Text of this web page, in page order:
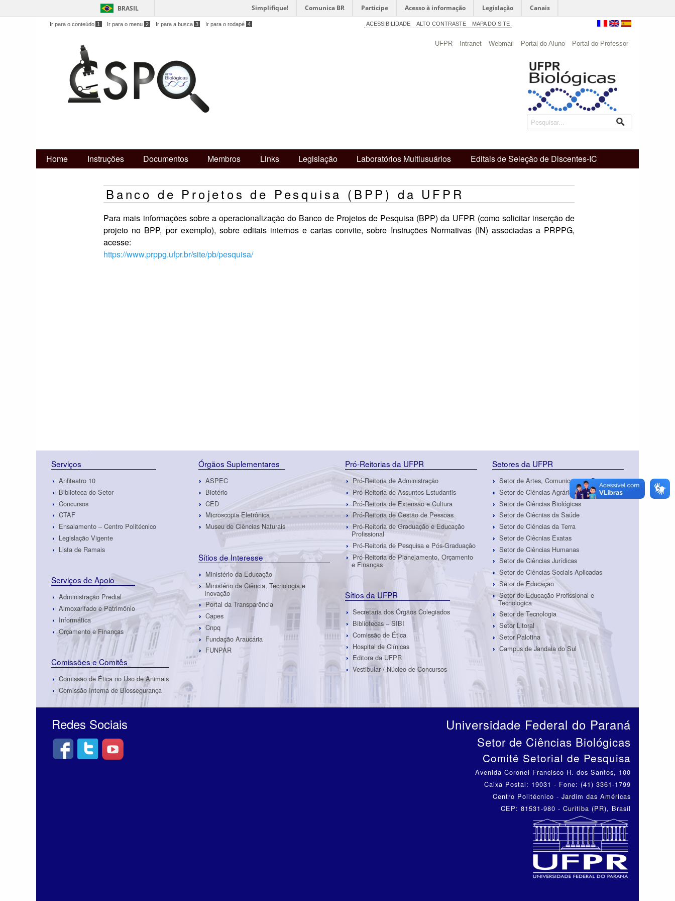
BRASIL Simplifique! Comunica BR Participe Acesso à informação Legislação Canais
Ir para o conteúdo 1 Ir para o menu 2 Ir para a busca 3 Ir para o rodapé 4 ACESSIBILIDADE ALTO CONTRASTE MAPA DO SITE
UFPR Intranet Webmail Portal do Aluno Portal do Professor
Home Instruções Documentos Membros Links Legislação Laboratórios Multiusuários Editais de Seleção de Discentes-IC
Banco de Projetos de Pesquisa (BPP) da UFPR
Para mais informações sobre a operacionalização do Banco de Projetos de Pesquisa (BPP) da UFPR (como solicitar inserção de
projeto no BPP, por exemplo), sobre editais internos e cartas convite, sobre Instruções Normativas (IN) associadas a PRPPG,
acesse:
https://www.prppg.ufpr.br/site/pb/pesquisa/
Serviços
Anfiteatro 10
Biblioteca do Setor
Concursos
CTAF
Ensalamento – Centro Politécnico
Legislação Vigente
Lista de Ramais
Serviços de Apoio
Administração Predial
Almoxarifado e Patrimônio
Informática
Orçamento e Finanças
Comissões e Comitês
Comissão de Ética no Uso de Animais
Comissão Interna de Biossegurança
Órgãos Suplementares
ASPEC
Biotério
CED
Microscopia Eletrônica
Museu de Ciências Naturais
Sítios de Interesse
Ministério da Educação
Ministério da Ciência, Tecnologia e
Inovação
Portal da Transparência
Capes
Cnpq
Fundação Araucária
FUNPAR
Pró-Reitorias da UFPR
Pró-Reitoria de Administração
Pró-Reitoria de Assuntos Estudantis
Pró-Reitoria de Extensão e Cultura
Pró-Reitoria de Gestão de Pessoas
Pró-Reitoria de Graduação e Educação
Profissional
Pró-Reitoria de Pesquisa e Pós-Graduação
Pró-Reitoria de Planejamento, Orçamento
e Finanças
Sítios da UFPR
Secretaria dos Órgãos Colegiados
Bibliotecas – SIBI
Comissão de Ética
Hospital de Clínicas
Editora da UFPR
Vestibular / Núcleo de Concursos
Setores da UFPR
Setor de Artes, Comunicação e Design
Setor de Ciências Agrárias
Setor de Ciências Biológicas
Setor de Ciêcnias da Saúde
Setor de Ciências da Terra
Setor de Ciêcnias Exatas
Setor de Ciências Humanas
Setor de Ciências Jurídicas
Setor de Ciências Sociais Aplicadas
Setor de Educação
Setor de Educação Profissional e
Tecnológica
Setor de Tecnologia
Setor Litoral
Setor Palotina
Campus de Jandaia do Sul
Redes Sociais Universidade Federal do Paraná
Setor de Ciências Biológicas
Comitê Setorial de Pesquisa
Avenida Coronel Francisco H. dos Santos, 100
Caixa Postal: 19031 - Fone: (41) 3361-1799
Centro Politécnico - Jardim das Américas
CEP: 81531-980 - Curitiba (PR), Brasil